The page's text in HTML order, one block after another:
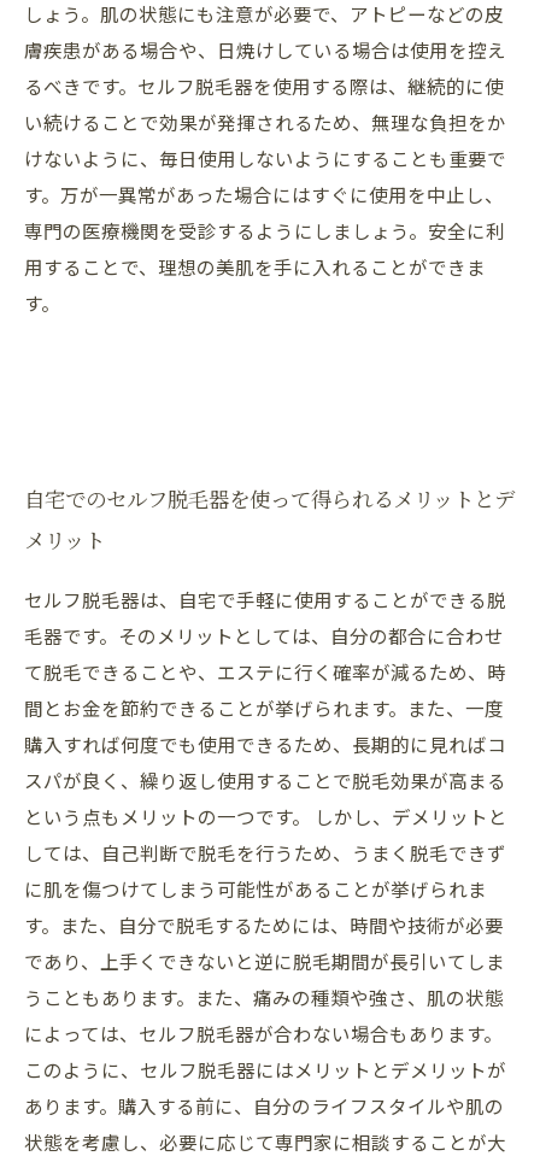
しょう。肌の状態にも注意が必要で、アトピーなどの皮
膚疾患がある場合や、日焼けしている場合は使用を控え
るべきです。セルフ脱毛器を使用する際は、継続的に使
い続けることで効果が発揮されるため、無理な負担をか
けないように、毎日使用しないようにすることも重要で
す。万が一異常があった場合にはすぐに使用を中止し、
専門の医療機関を受診するようにしましょう。安全に利
用することで、理想の美肌を手に入れることができま
す。
自宅でのセルフ脱毛器を使って得られるメリットとデ
メリット
セルフ脱毛器は、自宅で手軽に使用することができる脱
毛器です。そのメリットとしては、自分の都合に合わせ
て脱毛できることや、エステに行く確率が減るため、時
間とお金を節約できることが挙げられます。また、一度
購入すれば何度でも使用できるため、長期的に見ればコ
スパが良く、繰り返し使用することで脱毛効果が高まる
という点もメリットの一つです。 しかし、デメリットと
しては、自己判断で脱毛を行うため、うまく脱毛できず
に肌を傷つけてしまう可能性があることが挙げられま
す。また、自分で脱毛するためには、時間や技術が必要
であり、上手くできないと逆に脱毛期間が長引いてしま
うこともあります。また、痛みの種類や強さ、肌の状態
によっては、セルフ脱毛器が合わない場合もあります。
このように、セルフ脱毛器にはメリットとデメリットが
あります。購入する前に、自分のライフスタイルや肌の
状態を考慮し、必要に応じて専門家に相談することが大